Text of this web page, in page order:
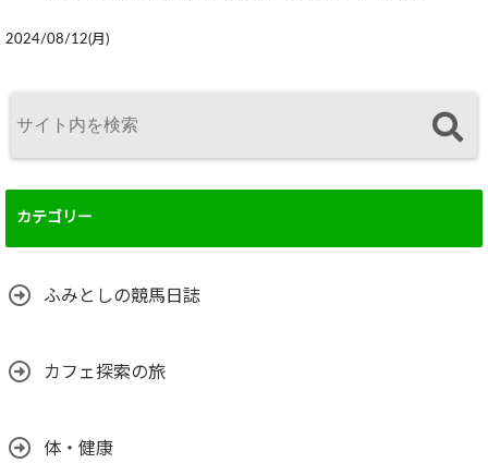
2024/08/12(月)
カテゴリー
ふみとしの競馬日誌
カフェ探索の旅
体・健康